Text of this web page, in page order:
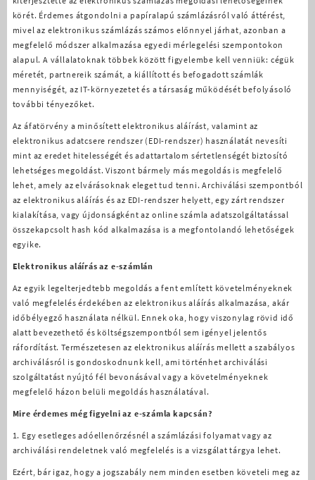
körét. Érdemes átgondolni a papíralapú számlázásról való áttérést,
mivel az elektronikus számlázás számos előnnyel járhat, azonban a
megfelelő módszer alkalmazása egyedi mérlegelési szempontokon
alapul. A vállalatoknak többek között figyelembe kell venniük: cégük
méretét, partnereik számát, a kiállított és befogadott számlák
mennyiségét, az IT-környezetet és a társaság működését befolyásoló
további tényezőket.
Az áfatörvény a minősített elektronikus aláírást, valamint az
elektronikus adatcsere rendszer (EDI-rendszer) használatát nevesíti
mint az eredet hitelességét és adattartalom sértetlenségét biztosító
lehetséges megoldást. Viszont bármely más megoldás is megfelelő
lehet, amely az elvárásoknak eleget tud tenni. Archiválási szempontból
az elektronikus aláírás és az EDI-rendszer helyett, egy zárt rendszer
kialakítása, vagy újdonságként az online számla adatszolgáltatással
összekapcsolt hash kód alkalmazása is a megfontolandó lehetőségek
egyike.
Elektronikus aláírás az e-számlán
Az egyik legelterjedtebb megoldás a fent említett követelményeknek
való megfelelés érdekében az elektronikus aláírás alkalmazása, akár
időbélyegző használata nélkül. Ennek oka, hogy viszonylag rövid idő
alatt bevezethető és költségszempontból sem igényel jelentős
ráfordítást. Természetesen az elektronikus aláírás mellett a szabályos
archiválásról is gondoskodnunk kell, ami történhet archiválási
szolgáltatást nyújtó fél bevonásával vagy a követelményeknek
megfelelő házon belüli megoldás használatával.
Mire érdemes még figyelni az e-számla kapcsán?
1. Egy esetleges adóellenőrzésnél a számlázási folyamat vagy az
archiválási rendeletnek való megfelelés is a vizsgálat tárgya lehet.
Ezért, bár igaz, hogy a jogszabály nem minden esetben követeli meg az